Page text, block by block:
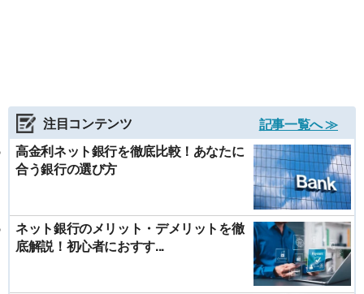
注目コンテンツ
記事一覧へ ≫
高金利ネット銀行を徹底比較！あなたに
合う銀行の選び方
ネット銀行のメリット・デメリットを徹
底解説！初心者におすす...